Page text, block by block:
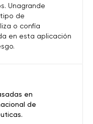
en
de
Unagrande
de
o confía
en esta aplicación